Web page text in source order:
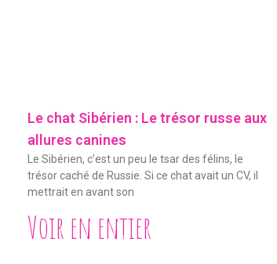
Le chat Sibérien : Le trésor russe aux
allures canines
Le Sibérien, c’est un peu le tsar des félins, le
trésor caché de Russie. Si ce chat avait un CV, il
mettrait en avant son
Voir en entier